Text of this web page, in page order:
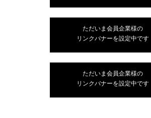
ただいま会員企業様の
リンクバナーを設定中です
ただいま会員企業様の
リンクバナーを設定中です